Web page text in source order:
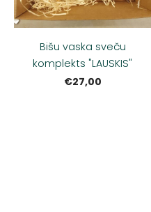
Bišu vaska sveču
komplekts "LAUSKIS"
€27,00